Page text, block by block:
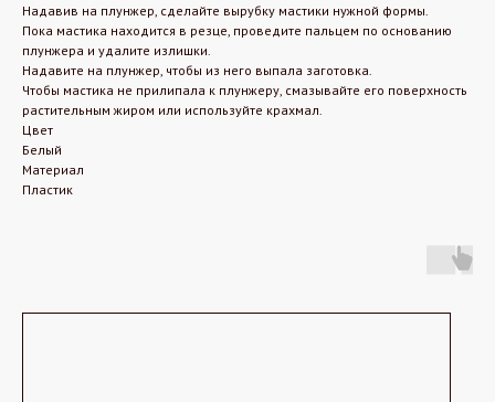
Надавив на плунжер, сделайте вырубку мастики нужной формы.
Пока мастика находится в резце, проведите пальцем по основанию
плунжера и удалите излишки.
Надавите на плунжер, чтобы из него выпала заготовка.
Чтобы мастика не прилипала к плунжеру, смазывайте его поверхность
растительным жиром или используйте крахмал.
Цвет
Белый
Материал
Пластик